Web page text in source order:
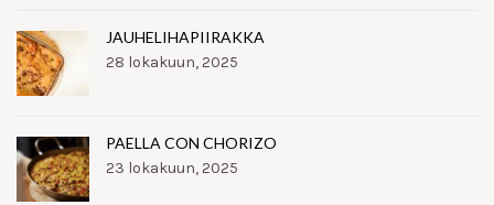
JAUHELIHAPIIRAKKA
28 lokakuun, 2025
PAELLA CON CHORIZO
23 lokakuun, 2025